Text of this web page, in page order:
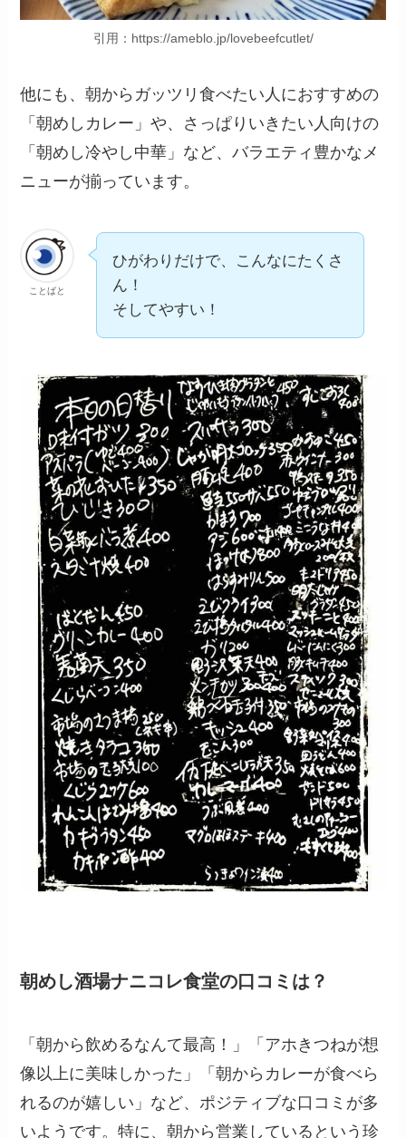
引用：https://ameblo.jp/lovebeefcutlet/
他にも、朝からガッツリ食べたい人におすすめの
「朝めしカレー」や、さっぱりいきたい人向けの
「朝めし冷やし中華」など、バラエティ豊かなメ
ニューが揃っています。
ことばと
ひがわりだけで、こんなにたくさ
ん！
そしてやすい！
朝めし酒場ナニコレ食堂の口コミは？
「朝から飲めるなんて最高！」「アホきつねが想
像以上に美味しかった」「朝からカレーが食べら
れるのが嬉しい」など、ポジティブな口コミが多
いようです。特に、朝から営業しているという珍